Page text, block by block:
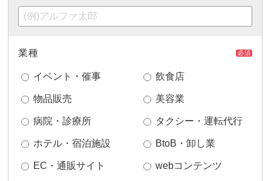
業種 必須
イベント・催事 飲食店
物品販売 美容業
病院・診療所 タクシー・運転代行
ホテル・宿泊施設 BtoB・卸し業
EC・通販サイト webコンテンツ